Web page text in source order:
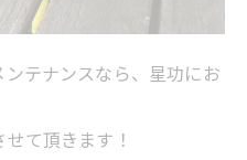
テナンスなら、星功にお
て頂きます！